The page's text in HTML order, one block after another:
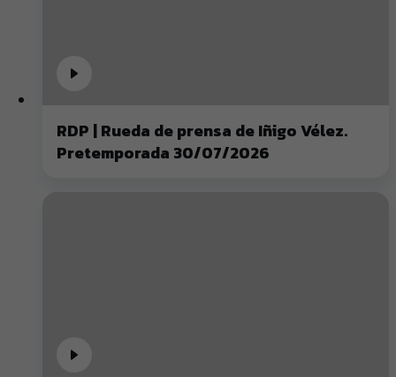
RDP | Rueda de prensa de Iñigo Vélez.
Pretemporada 30/07/2026